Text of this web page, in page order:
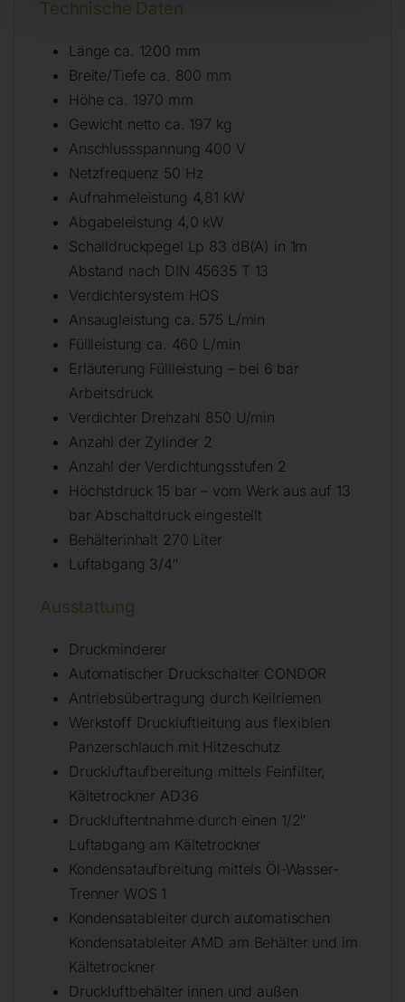
Technische Daten
Länge ca. 1200 mm
Breite/Tiefe ca. 800 mm
Höhe ca. 1970 mm
Gewicht netto ca. 197 kg
Anschlussspannung 400 V
Netzfrequenz 50 Hz
Aufnahmeleistung 4,81 kW
Abgabeleistung 4,0 kW
Schalldruckpegel Lp 83 dB(A) in 1m
Abstand nach DIN 45635 T 13
Verdichtersystem HOS
Ansaugleistung ca. 575 L/min
Füllleistung ca. 460 L/min
Erläuterung Füllleistung – bei 6 bar
Arbeitsdruck
Verdichter Drehzahl 850 U/min
Anzahl der Zylinder 2
Anzahl der Verdichtungsstufen 2
Höchstdruck 15 bar – vom Werk aus auf 13
bar Abschaltdruck eingestellt
Behälterinhalt 270 Liter
Luftabgang 3/4″
Ausstattung
Druckminderer
Automatischer Druckschalter CONDOR
Antriebsübertragung durch Keilriemen
Werkstoff Druckluftleitung aus flexiblen
Panzerschlauch mit Hitzeschutz
Druckluftaufbereitung mittels Feinfilter,
Kältetrockner AD36
Druckluftentnahme durch einen 1/2″
Luftabgang am Kältetrockner
Kondensataufbreitung mittels Öl-Wasser-
Trenner WOS 1
Kondensatableiter durch automatischen
Kondensatableiter AMD am Behälter und im
Kältetrockner
Druckluftbehälter innen und außen